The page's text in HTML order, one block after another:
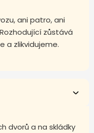
ani patro, ani
zůstává
a zlikvidujeme.
dvorů a na skládky